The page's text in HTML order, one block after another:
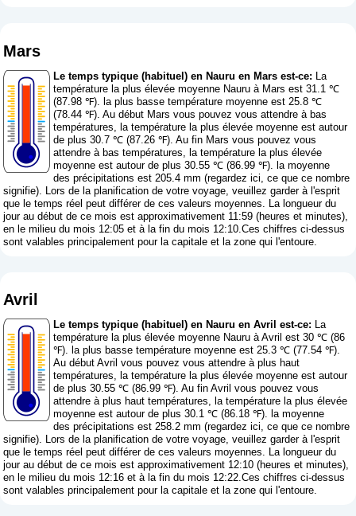
Mars
Le temps typique (habituel) en Nauru en Mars est-ce: La
température la plus élevée moyenne Nauru à Mars est 31.1 ℃
(87.98 ℉). la plus basse température moyenne est 25.8 ℃
(78.44 ℉). Au début Mars vous pouvez vous attendre à bas
températures, la température la plus élevée moyenne est autour
de plus 30.7 ℃ (87.26 ℉). Au fin Mars vous pouvez vous
attendre à bas températures, la température la plus élevée
moyenne est autour de plus 30.55 ℃ (86.99 ℉). la moyenne
des précipitations est 205.4 mm (regardez ici, ce que ce nombre
signifie). Lors de la planification de votre voyage, veuillez garder à l'esprit
que le temps réel peut différer de ces valeurs moyennes. La longueur du
jour au début de ce mois est approximativement 11:59 (heures et minutes),
en le milieu du mois 12:05 et à la fin du mois 12:10.Ces chiffres ci-dessus
sont valables principalement pour la capitale et la zone qui l'entoure.
Avril
Le temps typique (habituel) en Nauru en Avril est-ce: La
température la plus élevée moyenne Nauru à Avril est 30 ℃ (86
℉). la plus basse température moyenne est 25.3 ℃ (77.54 ℉).
Au début Avril vous pouvez vous attendre à plus haut
températures, la température la plus élevée moyenne est autour
de plus 30.55 ℃ (86.99 ℉). Au fin Avril vous pouvez vous
attendre à plus haut températures, la température la plus élevée
moyenne est autour de plus 30.1 ℃ (86.18 ℉). la moyenne
des précipitations est 258.2 mm (regardez ici, ce que ce nombre
signifie). Lors de la planification de votre voyage, veuillez garder à l'esprit
que le temps réel peut différer de ces valeurs moyennes. La longueur du
jour au début de ce mois est approximativement 12:10 (heures et minutes),
en le milieu du mois 12:16 et à la fin du mois 12:22.Ces chiffres ci-dessus
sont valables principalement pour la capitale et la zone qui l'entoure.